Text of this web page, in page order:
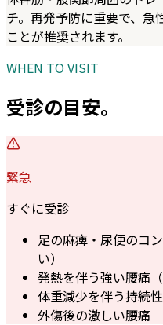
チ。再発予防に重要で、急
ことが推奨されます。
WHEN TO VISIT
受診の目安。
緊急
すぐに受診
足の麻痺・尿便のコ
い）
発熱を伴う強い腰痛
体重減少を伴う持続
外傷後の激しい腰痛